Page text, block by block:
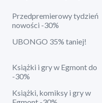
Przedpremierowy tydzień
nowości -30%
UBONGO 35% taniej!
Książki i gry w Egmont do
-30%
Książki, komiksy i gry w